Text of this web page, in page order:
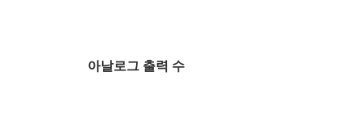
아날로그 출력 수